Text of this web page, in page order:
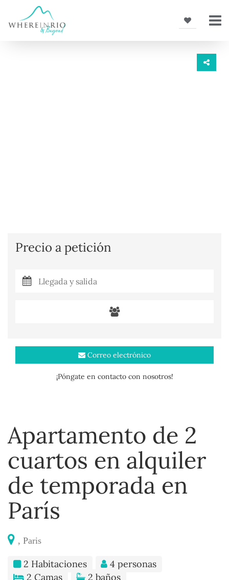
Apartamento de 2
cuartos en alquiler
de temporada en
París
, Paris
2 Habitaciones
4 personas
2 Camas
2 baños
Precio a petición
Correo electrónico
¡Póngate en contacto con nosotros!